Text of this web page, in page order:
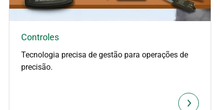
Controles
Tecnologia precisa de gestão para operações de
precisão.